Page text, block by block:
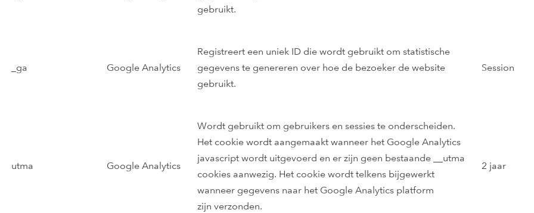
gebruikt.
_ga Google Analytics
Registreert een uniek ID die wordt gebruikt om statistische
gegevens te genereren over hoe de bezoeker de website
gebruikt.
Session
utma Google Analytics
Wordt gebruikt om gebruikers en sessies te onderscheiden.
Het cookie wordt aangemaakt wanneer het Google Analytics
javascript wordt uitgevoerd en er zijn geen bestaande __utma
cookies aanwezig. Het cookie wordt telkens bijgewerkt
wanneer gegevens naar het Google Analytics platform
zijn verzonden.
2 jaar